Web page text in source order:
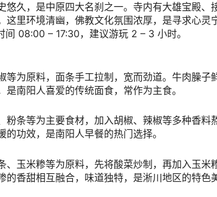
悠久，是中原四大名刹之一。寺内有大雄宝殿、
这里环境清幽，佛教文化氛围浓厚，是寻求心灵
间 08:00 – 17:30，建议游玩 2 – 3 小时。
等为原料，面条手工拉制，宽而劲道。牛肉臊子
南阳人喜爱的传统面食，常作为主食。
粉条等为主要食材，加入胡椒、辣椒等多种香料
功效，是南阳人早餐的热门选择。
、玉米糁等为原料，先将酸菜炒制，再加入玉米
的香甜相互融合，味道独特，是淅川地区的特色